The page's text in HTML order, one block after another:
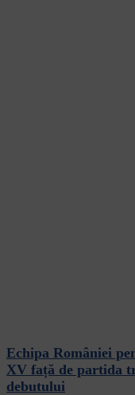
Echipa României
XV față de partida
debutului